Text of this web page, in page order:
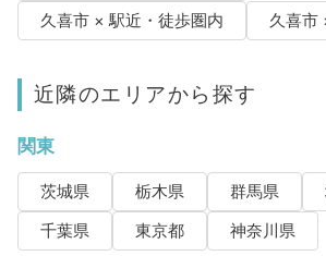
久喜市 × 駅近・徒歩圏内
久喜市
近隣のエリアから探す
関東
茨城県 栃木県 群馬県
千葉県
東京都 神奈川県